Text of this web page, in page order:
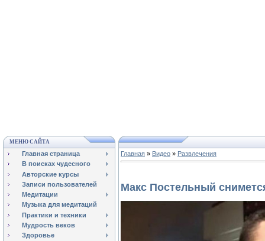
МЕНЮ САЙТА
Главная страница
В поисках чудесного
Авторские курсы
Записи пользователей
Медитации
Музыка для медитаций
Практики и техники
Мудрость веков
Здоровье
Главная » Видео » Развлечения
Макс Постельный